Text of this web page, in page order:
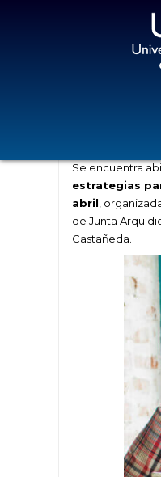
Se encuentra
estrategias
abril ,
de Junta
Castañeda.